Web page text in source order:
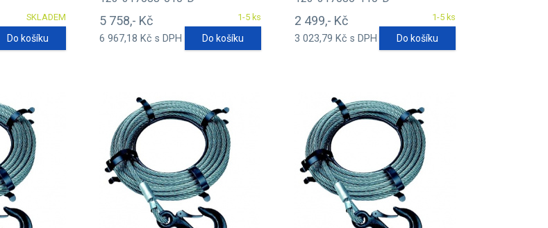
SKLADEM
Do košíku
1-5 ks
5 758,- Kč
6 967,18 Kč s DPH Do košíku
1-5 ks
2 499,- Kč
3 023,79 Kč s DPH Do košíku